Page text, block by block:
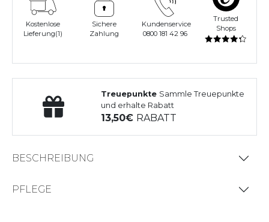
Kostenlose
Lieferung(1)
Sichere
Zahlung
Kundenservice
0800 181 42 96
Trusted
Shops
Treuepunkte Sammle Treuepunkte
und erhalte Rabatt
13,50 RABATT
BESCHREIBUNG
PFLEGE